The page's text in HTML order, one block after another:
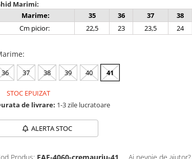
Marimi:
Marime:
35 36 37 38
Cm picior:
22,5 23 23,5 24
:
36 37 38 39 40 41
STOC EPUIZAT
de livrare: 1-3 zile lucratoare
ALERTA STOC